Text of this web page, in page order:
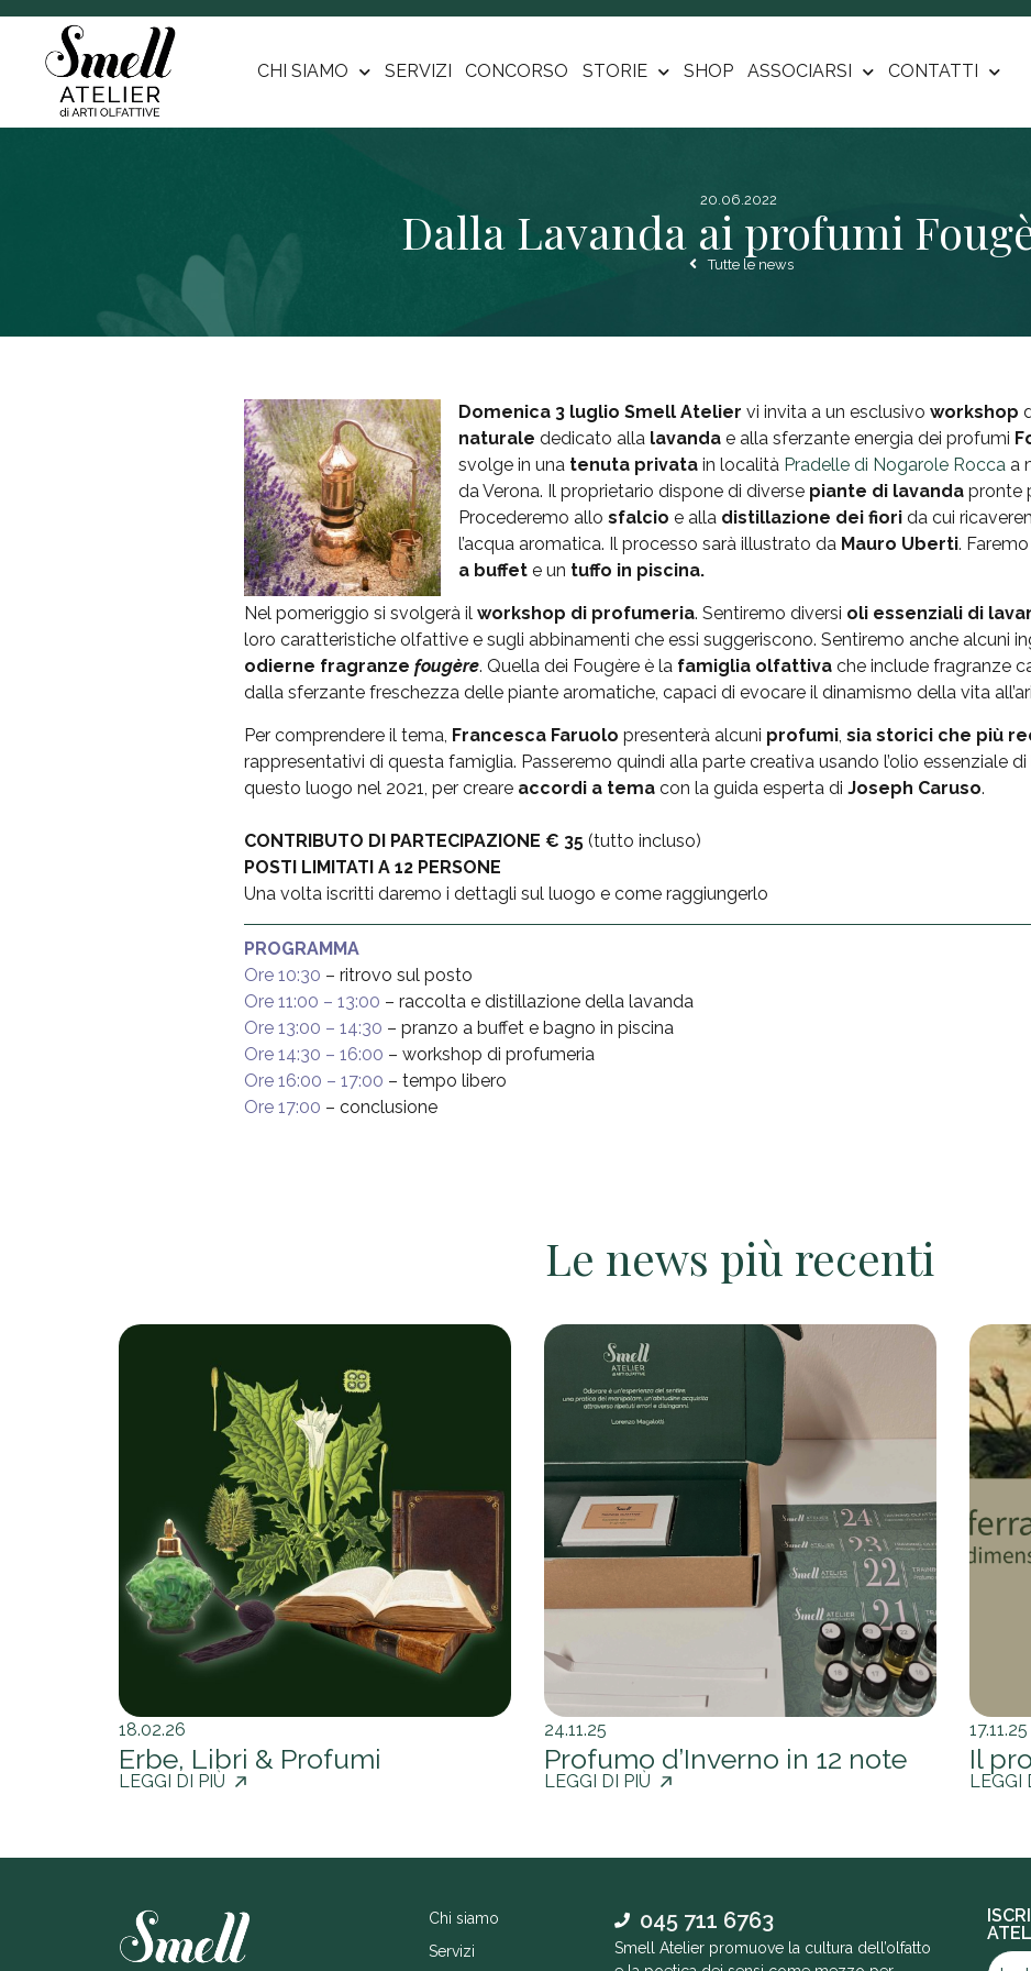
CHI SIAMO SERVIZI CONCORSO STORIE SHOP ASSOCIARSI CONTATTI
20.06.2022
Dalla Lavanda ai profumi
Tutte le news
Domenica 3 luglio Smell Atelier vi invita a un esclusivo workshop
naturale dedicato alla lavanda e alla sferzante energia dei profumi
svolge in una tenuta privata in località Pradelle di Nogarole Rocca a
da Verona. Il proprietario dispone di diverse piante di lavanda pronte
Procederemo allo sfalcio e alla distillazione dei fiori da cui
l’acqua aromatica. Il processo sarà illustrato da Mauro Uberti.
a buffet e un tuffo in piscina.
Nel pomeriggio si svolgerà il workshop di profumeria. Sentiremo diversi oli essenziali di
loro caratteristiche olfattive e sugli abbinamenti che essi suggeriscono. Sentiremo anche alcuni
odierne fragranze fougère. Quella dei Fougère è la famiglia olfattiva che include fragranze
dalla sferzante freschezza delle piante aromatiche, capaci di evocare il dinamismo della vita
Per comprendere il tema, Francesca Faruolo presenterà alcuni profumi, sia storici che più
rappresentativi di questa famiglia. Passeremo quindi alla parte creativa usando l’olio essenziale
questo luogo nel 2021, per creare accordi a tema con la guida esperta di Joseph Caruso.
CONTRIBUTO DI PARTECIPAZIONE € 35 (tutto incluso)
POSTI LIMITATI A 12 PERSONE
Una volta iscritti daremo i dettagli sul luogo e come raggiungerlo
PROGRAMMA
Ore 10:30 – ritrovo sul posto
Ore 11:00 – 13:00 – raccolta e distillazione della lavanda
Ore 13:00 – 14:30 – pranzo a buffet e bagno in piscina
Ore 14:30 – 16:00 – workshop di profumeria
Ore 16:00 – 17:00 – tempo libero
Ore 17:00 – conclusione
Le news più recenti
18.02.26
Erbe, Libri & Profumi
LEGGI DI PIÙ
24.11.25
Profumo d’Inverno in 12 note
LEGGI DI PIÙ
17.11.25
Il
LEGGI
Chi siamo
Servizi
045 711 6763
Smell Atelier promuove la cultura dell’olfatto